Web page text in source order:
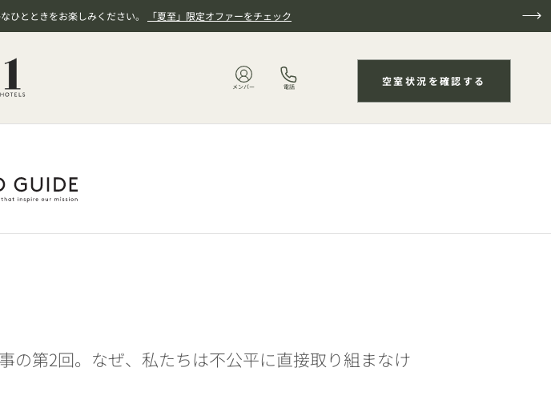
ひとときをお楽しみください。 「夏至」限定オファーをチェック
メンバー 電話 空室状況を確認する
の第2回。なぜ、私たちは不公平に直接取り組まなけ